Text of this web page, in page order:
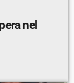
nel